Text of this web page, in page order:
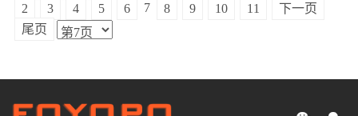
2
3 4 5 6 7 8 9 10 11
下一页
尾页